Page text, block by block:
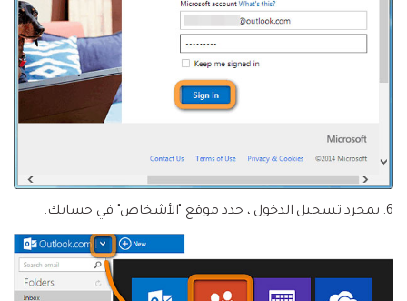
6. بمجرد تسجيل الدخول ، حدد موقع "الأشخاص" في حسابك.